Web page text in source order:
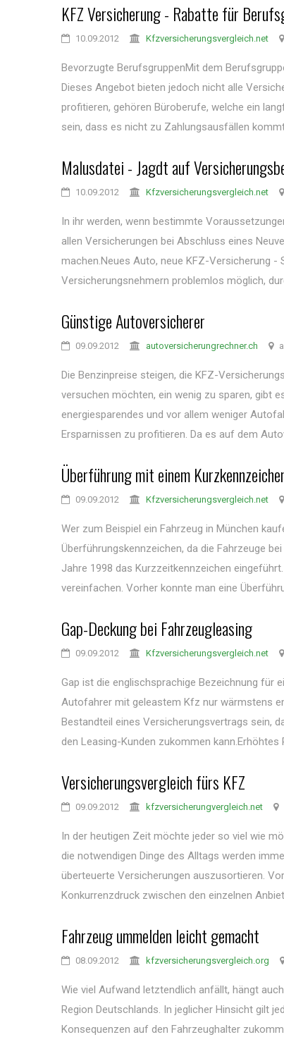
KFZ Versicherung - Rabatte für
10.09.2012 Kfzversicherungsvergleich.net
Bevorzugte BerufsgruppenMit dem
Dieses Angebot bieten jedoch nicht alle
profitieren, gehören Büroberufe, welche ein
sein, dass es nicht zu Zahlungsausfällen
Malusdatei - Jagdt auf
10.09.2012 Kfzversicherungsvergleich.net
In ihr werden, wenn bestimmte
allen Versicherungen bei Abschluss eines
machen.Neues Auto, neue KFZ-Versicherung -
Versicherungsnehmern problemlos möglich,
Günstige Autoversicherer
09.09.2012 autoversicherungrechner.ch
Die Benzinpreise steigen, die KFZ-
versuchen möchten, ein wenig zu sparen, gibt
energiesparendes und vor allem weniger
Ersparnissen zu profitieren. Da es auf dem
Überführung mit einem
09.09.2012 Kfzversicherungsvergleich.net
Wer zum Beispiel ein Fahrzeug in München
Überführungskennzeichen, da die Fahrzeuge
Jahre 1998 das Kurzzeitkennzeichen
vereinfachen. Vorher konnte man eine
Gap-Deckung bei Fahrzeugleasing
09.09.2012 Kfzversicherungsvergleich.net
Gap ist die englischsprachige Bezeichnung für
Autofahrer mit geleastem Kfz nur wärmstens
Bestandteil eines Versicherungsvertrags sein,
den Leasing-Kunden zukommen kann.Erhöhtes
Versicherungsvergleich fürs KFZ
09.09.2012 kfzversicherungvergleich.net
In der heutigen Zeit möchte jeder so viel wie
die notwendigen Dinge des Alltags werden
überteuerte Versicherungen auszusortieren.
Konkurrenzdruck zwischen den einzelnen
Fahrzeug ummelden leicht gemacht
08.09.2012 kfzversicherungsvergleich.org
Wie viel Aufwand letztendlich anfällt, hängt
Region Deutschlands. In jeglicher Hinsicht gilt
Konsequenzen auf den Fahrzeughalter